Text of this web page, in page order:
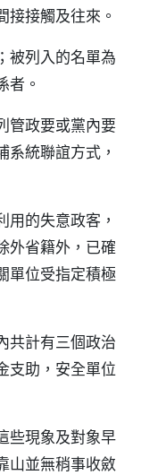
接接觸及往來。
被列入的名單為
者。
管政要或黨內要
系統聯誼方式，
的失意政客，
外省籍外，已確
單位受指定積極
共計有三個政治
支助，安全單位
些現象及對象早
山並無稍事收斂